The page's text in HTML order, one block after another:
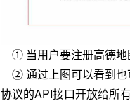
① 当用户要注册高德地
② 通过上图可以看到也
协议的API接口开放给所